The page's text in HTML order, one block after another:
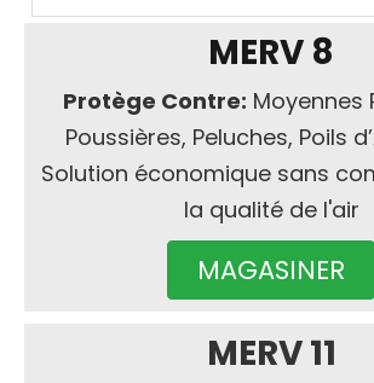
MERV 8
Protège Contre: Moyennes
Poussières, Peluches, Poils
Solution économique sans
la qualité de l'air
MAGASINER
MERV 11